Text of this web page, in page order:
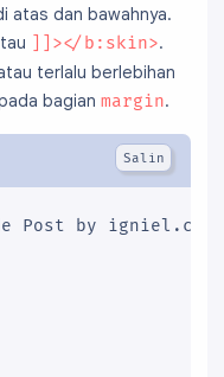
atas dan bawahnya.
]]></b:skin>.
terlalu berlebihan
bagian margin.
Post by